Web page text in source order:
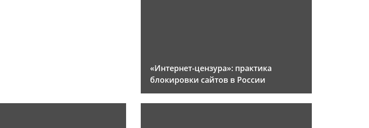
«Интернет-цензура»: практика
блокировки сайтов в России